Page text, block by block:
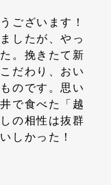
ございます！
したが、やっ
。挽きたて新
だわり、おい
のです。思い
で食べた「越
の相性は抜群
しかった！